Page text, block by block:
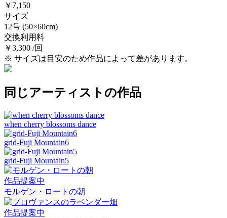
￥7,150
サイズ
12号 (50×60cm)
交換利用料
￥3,300 /回
※ サイズは目安のため作品によって差があります。
同じアーティストの作品
when cherry blossoms dance
grid-Fuji Mountain6
grid-Fuji Mountain5
作品提案中
モルゲン・ロートの朝
作品提案中